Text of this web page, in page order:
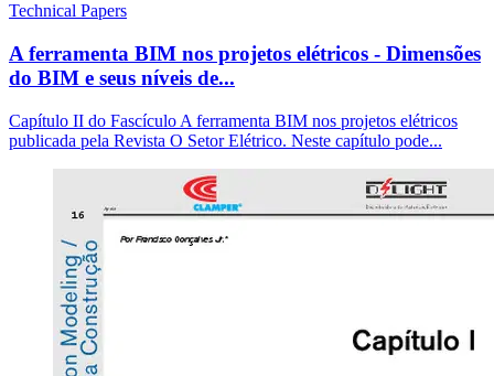
Technical Papers
A ferramenta BIM nos projetos elétricos - Dimensões
do BIM e seus níveis de...
Capítulo II do Fascículo A ferramenta BIM nos projetos elétricos
publicada pela Revista O Setor Elétrico. Neste capítulo pode...